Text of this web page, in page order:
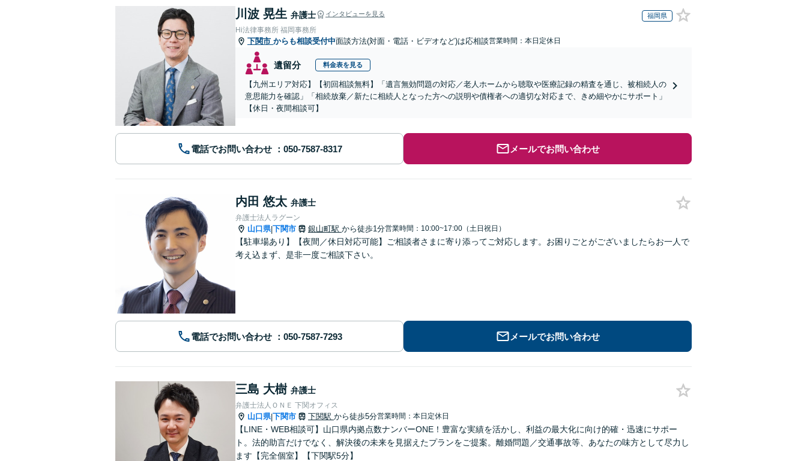
川波 晃生 弁護士 インタビューを見る 福岡県
Hi法律事務所 福岡事務所
下関市 からも相談受付中面談方法(対面・電話・ビデオなど)は応相談営業時間：本日定休日
遺留分 料金表を見る
【九州エリア対応】【初回相談無料】「遺言無効問題の対応／老人ホームから聴取や医療記録の精査を通じ、被相続人の
意思能力を確認」「相続放棄／新たに相続人となった方への説明や債権者への適切な対応まで、きめ細やかにサポート」
【休日・夜間相談可】
電話でお問い合わせ メールでお問い合わせ
内田 悠太 弁護士
弁護士法人ラグーン
山口県|下関市 銀山町駅 から徒歩1分営業時間：10:00~17:00（土日祝日）
【駐車場あり】【夜間／休日対応可能】ご相談者さまに寄り添ってご対応します。お困りごとがございましたらお一人で
考え込まず、是非一度ご相談下さい。
電話でお問い合わせ メールでお問い合わせ
三島 大樹 弁護士
弁護士法人ＯＮＥ 下関オフィス
山口県|下関市 下関駅 から徒歩5分営業時間：本日定休日
【LINE・WEB相談可】山口県内拠点数ナンバーONE！豊富な実績を活かし、利益の最大化に向け的確・迅速にサポー
ト。法的助言だけでなく、解決後の未来を見据えたプランをご提案。離婚問題／交通事故等、あなたの味方として尽力し
ます【完全個室】【下関駅5分】